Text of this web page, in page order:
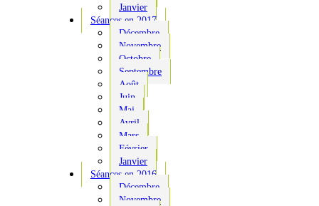
Janvier
Séances en 2017
Décembre
Novembre
Octobre
Septembre
Août
Juin
Mai
Avril
Mars
Février
Janvier
Séances en 2016
Décembre
Novembre